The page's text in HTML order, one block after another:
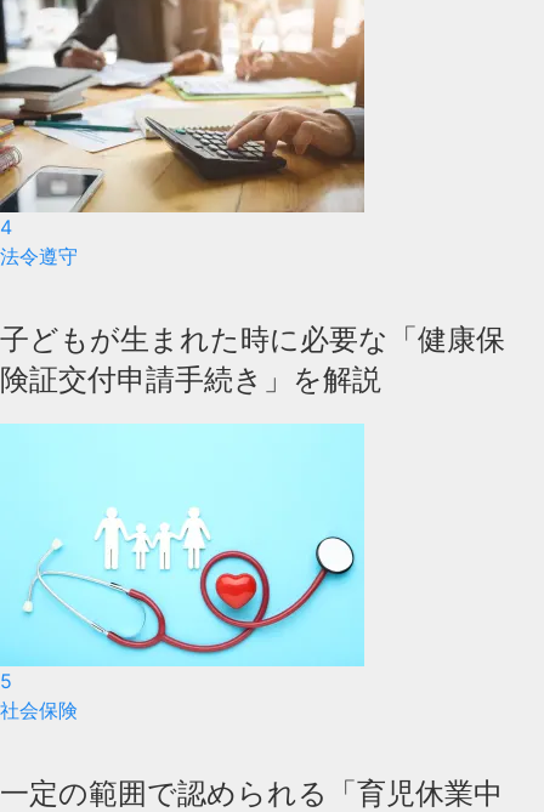
4
法令遵守
子どもが生まれた時に必要な「健康保
険証交付申請手続き」を解説
5
社会保険
一定の範囲で認められる「育児休業中